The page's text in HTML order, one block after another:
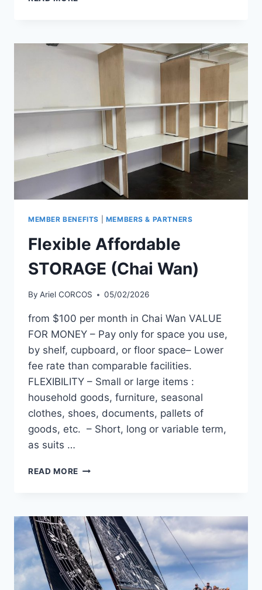
FRANÇAIS
EN
ÉCHANGE
KONG.
MEMBER BENEFITS MEMBERS & PARTNERS
Flexible Affordable
STORAGE (Chai Wan)
By Ariel CORCOS 05/02/2026
from $100 per month in Chai Wan VALUE
FOR MONEY – Pay only for space you use,
by shelf, cupboard, or floor space– Lower
fee rate than comparable facilities.
FLEXIBILITY – Small or large items :
household goods, furniture, seasonal
clothes, shoes, documents, pallets of
goods, etc. – Short, long or variable term,
as suits …
READ MORE FLEXIBLE
WAN)